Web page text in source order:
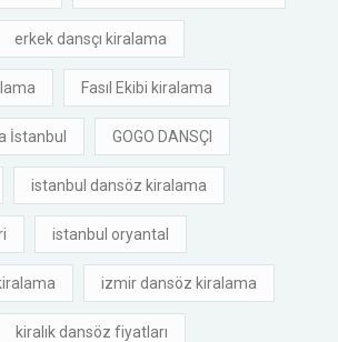
erkek dansçı kiralama
Fasıl Ekibi kiralama
İstanbul GOGO DANSÇI
istanbul dansöz kiralama
istanbul oryantal
izmir dansöz kiralama
kiralık dansöz fiyatları